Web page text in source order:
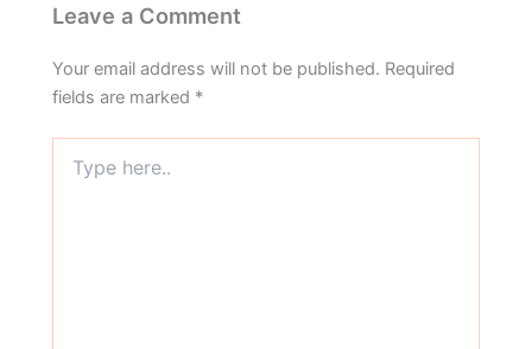
Leave a Comment
Your email address will not be published. Required
fields are marked *
here..